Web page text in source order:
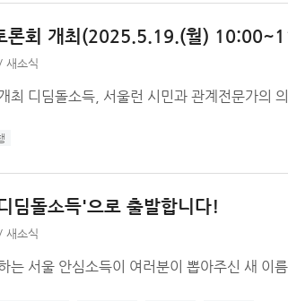
론회 개최(2025.5.19.(월)
새소식
최 디딤돌소득, 서울런 시민과 관계전문가의
딤돌소득'으로 출발합니다!
새소식
는 서울 안심소득이 여러분이 뽑아주신 새 이